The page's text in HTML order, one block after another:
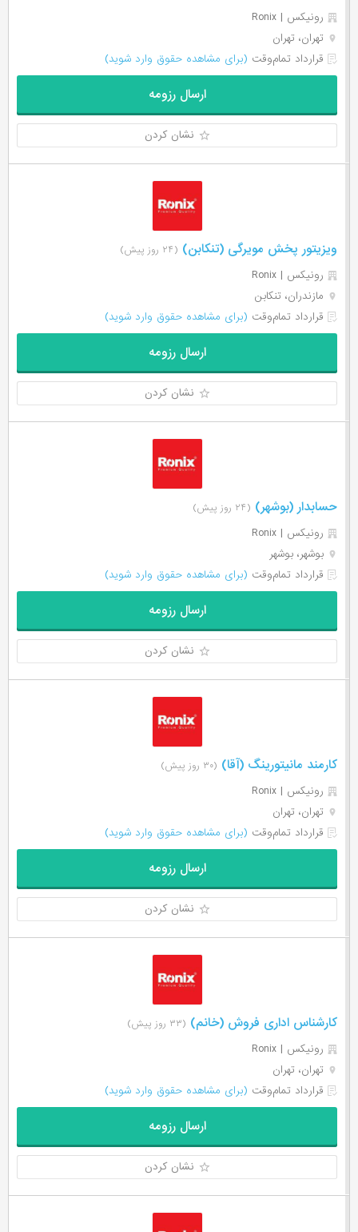
رونیکس | Ronix
تهران، تهران
قرارداد تمام‌وقت (برای مشاهده حقوق وارد شوید)
ارسال رزومه
نشان کردن
ویزیتور پخش مویرگی (تنکابن) (۲۴ روز پیش)
رونیکس | Ronix
مازندران، تنکابن
قرارداد تمام‌وقت (برای مشاهده حقوق وارد شوید)
ارسال رزومه
نشان کردن
حسابدار (بوشهر) (۲۴ روز پیش)
رونیکس | Ronix
بوشهر، بوشهر
قرارداد تمام‌وقت (برای مشاهده حقوق وارد شوید)
ارسال رزومه
نشان کردن
کارمند مانیتورینگ (آقا) (۳۰ روز پیش)
رونیکس | Ronix
تهران، تهران
قرارداد تمام‌وقت (برای مشاهده حقوق وارد شوید)
ارسال رزومه
نشان کردن
کارشناس اداری فروش (خانم) (۳۳ روز پیش)
رونیکس | Ronix
تهران، تهران
قرارداد تمام‌وقت (برای مشاهده حقوق وارد شوید)
ارسال رزومه
نشان کردن